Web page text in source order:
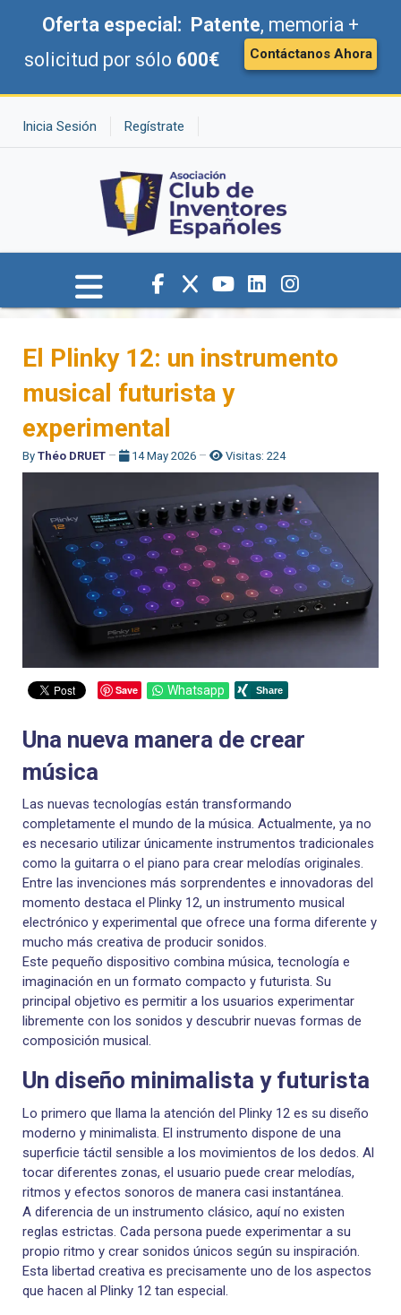
Oferta especial: Patente, memoria +
solicitud por sólo 600€ Contáctanos Ahora
Inicia Sesión Regístrate
El Plinky 12: un instrumento
musical futurista y
experimental
By Théo DRUET 14 May 2026 Visitas: 224
Save Whatsapp
Una nueva manera de crear
música
Las nuevas tecnologías están transformando
completamente el mundo de la música. Actualmente, ya no
es necesario utilizar únicamente instrumentos tradicionales
como la guitarra o el piano para crear melodías originales.
Entre las invenciones más sorprendentes e innovadoras del
momento destaca el Plinky 12, un instrumento musical
electrónico y experimental que ofrece una forma diferente y
mucho más creativa de producir sonidos.
Este pequeño dispositivo combina música, tecnología e
imaginación en un formato compacto y futurista. Su
principal objetivo es permitir a los usuarios experimentar
libremente con los sonidos y descubrir nuevas formas de
composición musical.
Un diseño minimalista y futurista
Lo primero que llama la atención del Plinky 12 es su diseño
moderno y minimalista. El instrumento dispone de una
superficie táctil sensible a los movimientos de los dedos. Al
tocar diferentes zonas, el usuario puede crear melodías,
ritmos y efectos sonoros de manera casi instantánea.
A diferencia de un instrumento clásico, aquí no existen
reglas estrictas. Cada persona puede experimentar a su
propio ritmo y crear sonidos únicos según su inspiración.
Esta libertad creativa es precisamente uno de los aspectos
que hacen al Plinky 12 tan especial.